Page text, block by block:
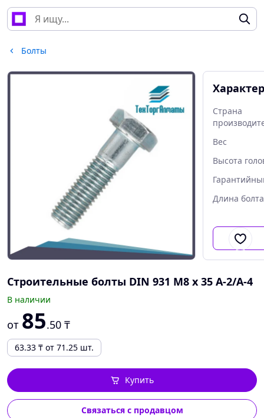
Болты
Страна
Вес
Высота
Длина болта
Строительные болты DIN 931 М8 х 35 A-2/A-4
В наличии
от 85.50 ₸
63.33 ₸ от 71.25 шт.
Купить
Связаться с продавцом